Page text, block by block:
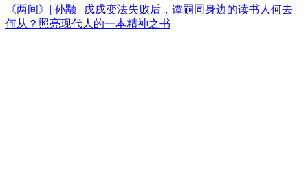
《两间》| 孙颙 | 戊戌变法失败后，谭嗣同身边的读书人何去
何从？照亮现代人的一本精神之书